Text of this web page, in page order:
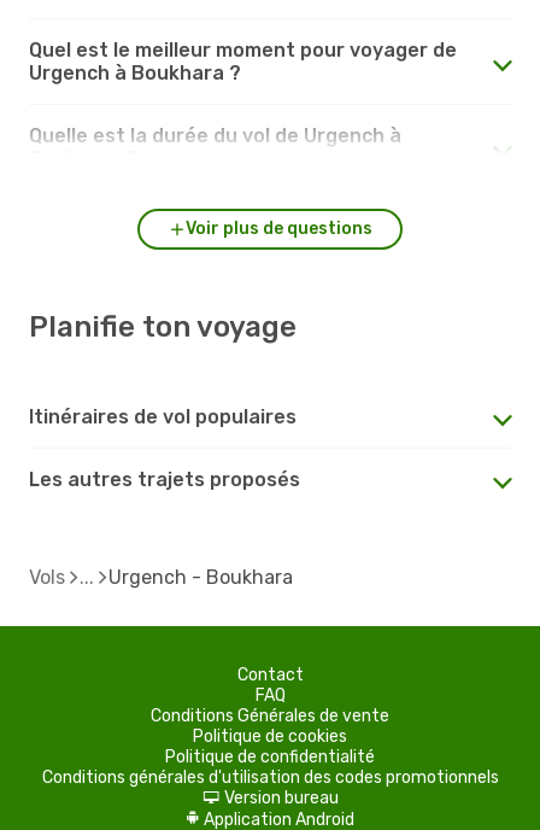
Quel est le meilleur moment pour voyager de
Urgench à Boukhara ?
Quelle est la durée du vol de Urgench à
Voir plus de questions
Planifie ton voyage
Itinéraires de vol populaires
Les autres trajets proposés
Vols Urgench - Boukhara
Contact
FAQ
Conditions Générales de vente
Politique de cookies
Politique de confidentialité
Conditions générales d'utilisation des codes promotionnels
d Version bureau
A Application Android